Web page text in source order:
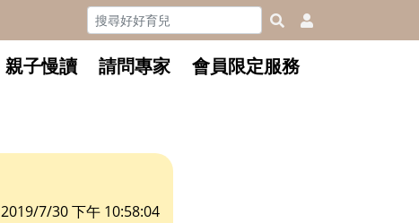
親子慢讀 請問專家 會員限定服務
2019/7/30 下午 10:58:04